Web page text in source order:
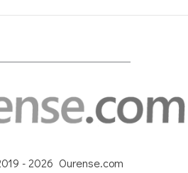
- 2026 Ourense.com